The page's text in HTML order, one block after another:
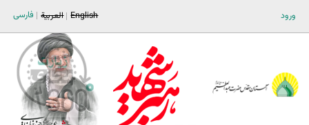
ورود فارسی العربية English